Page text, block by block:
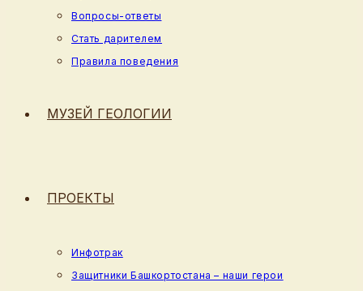
Вопросы-ответы
Стать дарителем
Правила поведения
МУЗЕЙ ГЕОЛОГИИ
ПРОЕКТЫ
Инфотрак
Защитники Башкортостана – наши герои